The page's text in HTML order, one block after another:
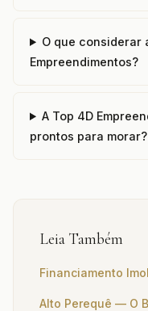
O que considerar
Empreendimentos?
A Top 4D
prontos para morar?
Leia Também
Financiamento
Alto Perequê — O